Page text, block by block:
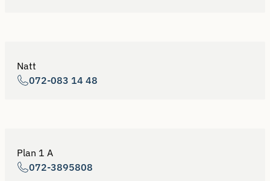
Natt
072-083 14 48
Plan 1 A
072-3895808